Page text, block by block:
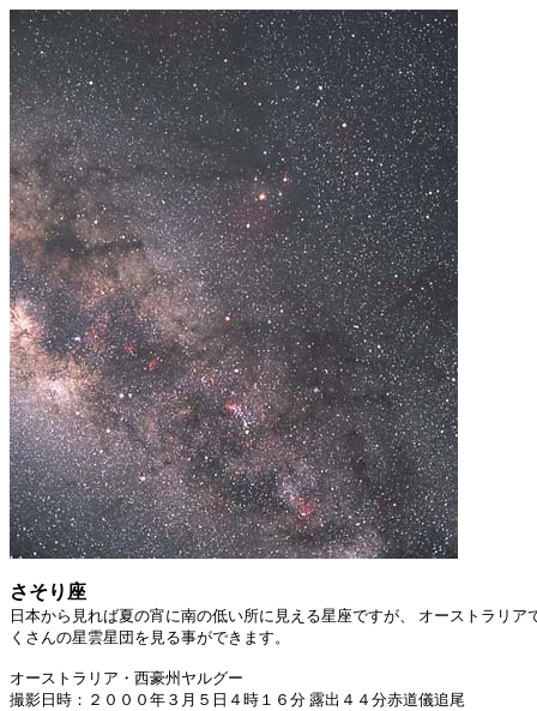
さそり座
日本から見れば夏の宵に南の低い所に見える星座ですが、 オーストラリ
くさんの星雲星団を見る事ができます。
オーストラリア・西豪州ヤルグー
撮影日時：２０００年３月５日４時１６分 露出４４分赤道儀追尾